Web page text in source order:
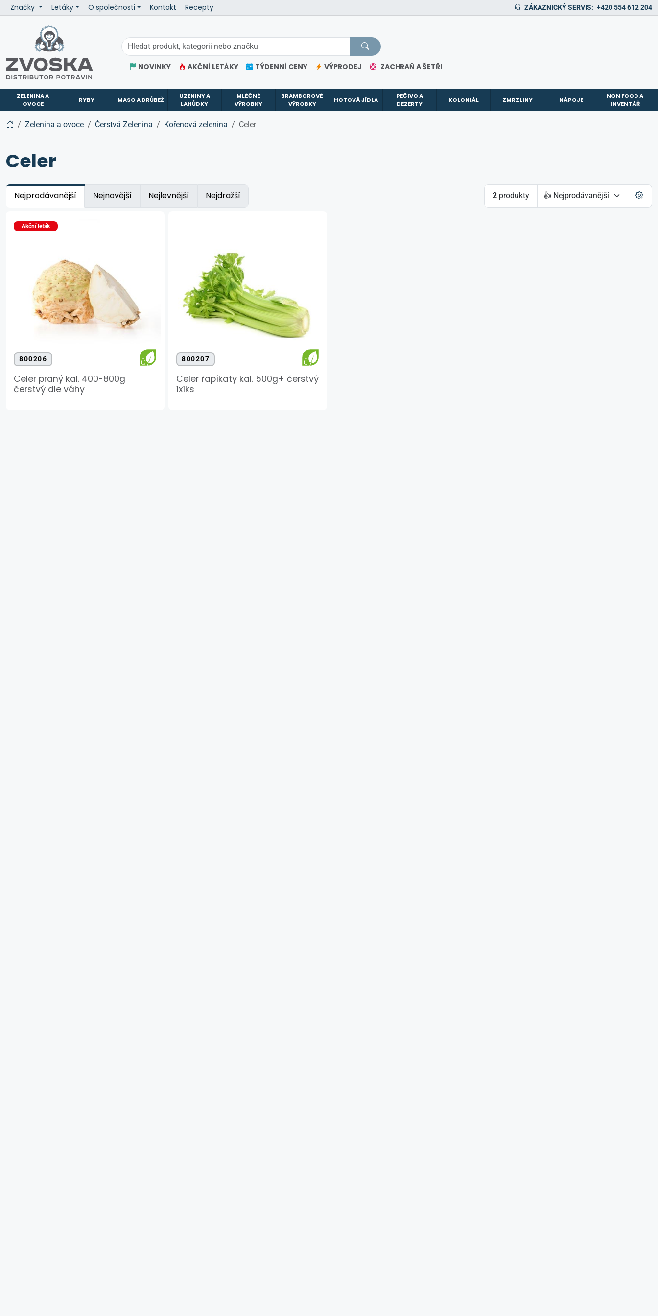
Značky Letáky O společnosti Kontakt Recepty ZÁKAZNICKÝ SERVIS: +420 554 612 204
NOVINKY AKČNÍ LETÁKY TÝDENNÍ CENY VÝPRODEJ ZACHRAŇ A ŠETŘI
ZELENINA A
OVOCE
RYBY MASO A DRŮBEŽ
UZENINY A
LAHŮDKY
MLÉČNÉ
VÝROBKY
BRAMBOROVÉ
VÝROBKY
HOTOVÁ JÍDLA
PEČIVO A
DEZERTY
KOLONIÁL ZMRZLINY NÁPOJE
NON FOOD A
INVENTÁŘ
Zelenina a ovoce Čerstvá Zelenina Kořenová zelenina Celer
Celer
Nejprodávanější Nejnovější Nejlevnější Nejdražší 2 produkty
Akční leták
800206
Celer praný kal. 400-800g
čerstvý dle váhy
800207
Celer řapíkatý kal. 500g+ čerstvý
1x1ks